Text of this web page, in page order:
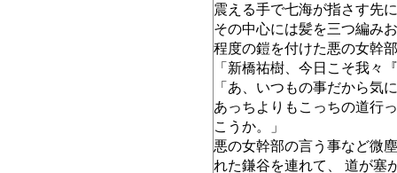
震える手で七海が指さす先
その中心には髪を三つ編み
程度の鎧を付けた悪の女幹
「新橋祐樹、今日こそ我々
「あ、いつもの事だから気
あっちよりもこっちの道行
こうか。」
悪の女幹部の言う事など微
れた鎌谷を連れて、 道が塞